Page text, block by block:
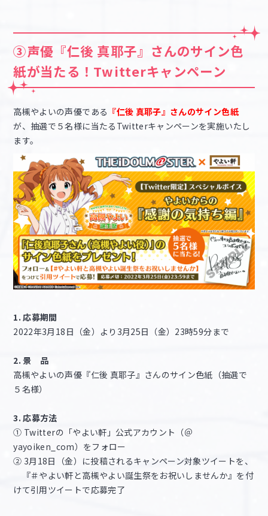
③声優『仁後 真耶子』さんのサイン色
紙が当たる！Twitterキャンペーン
高槻やよいの声優である 『仁後 真耶子』さんのサイン色紙
が、抽選で５名様に当たるTwitterキャンペーンを実施いたし
ます。
1. 応募期間
2022年3月18日（金）より3月25日（金）23時59分まで
2. 景 品
高槻やよいの声優『仁後 真耶子』さんのサイン色紙（抽選で
５名様）
3. 応募方法
① Twitterの「やよい軒」公式アカウント（＠
yayoiken_com）をフォロー
② 3月18日（金）に投稿されるキャンペーン対象ツイートを、
『＃やよい軒と高槻やよい誕生祭をお祝いしませんか』を付
けて引用ツイートで応募完了